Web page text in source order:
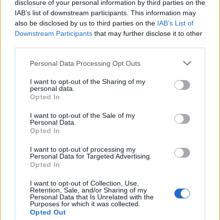
disclosure of your personal information by third parties on the
IAB’s list of downstream participants. This information may
also be disclosed by us to third parties on the IAB’s List of
Downstream Participants that may further disclose it to other
Personal Data Processing Opt Outs
I want to opt-out of the Sharing of my
personal data.
Opted In
I want to opt-out of the Sale of my
Personal Data.
Opted In
I want to opt-out of processing my
Personal Data for Targeted Advertising.
Opted In
I want to opt-out of Collection, Use,
Retention, Sale, and/or Sharing of my
Personal Data that Is Unrelated with the
Purposes for which it was collected.
Opted Out
Deputados do PSD saúdam Banda
certame internacional de Valência